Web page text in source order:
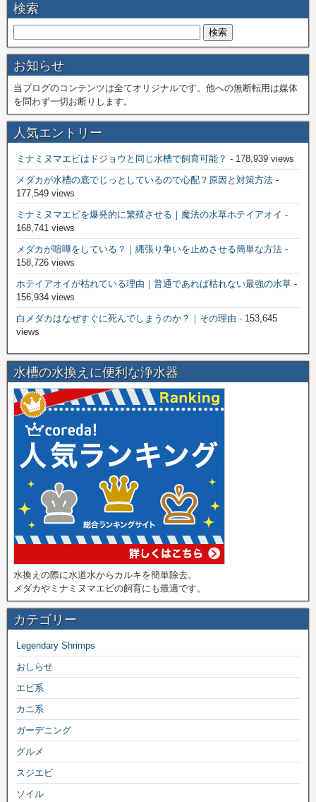
検索
お知らせ
当ブログのコンテンツは全てオリジナルです。他への無断転用は媒体
を問わず一切お断りします。
人気エントリー
ミナミヌマエビはドジョウと同じ水槽で飼育可能？ - 178,939 views
メダカが水槽の底でじっとしているので心配？原因と対策方法 -
177,549 views
ミナミヌマエビを爆発的に繁殖させる｜魔法の水草ホテイアオイ -
168,741 views
メダカが喧嘩をしている？｜縄張り争いを止めさせる簡単な方法 -
158,726 views
ホテイアオイが枯れている理由｜普通であれば枯れない最強の水草 -
156,934 views
白メダカはなぜすぐに死んでしまうのか？｜その理由 - 153,645
views
水槽の水換えに便利な浄水器
水換えの際に水道水からカルキを簡単除去。
メダカやミナミヌマエビの飼育にも最適です。
カテゴリー
Legendary Shrimps
おしらせ
エビ系
カニ系
ガーデニング
グルメ
スジエビ
ソイル